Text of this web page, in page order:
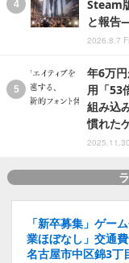
Steam
と報告
2026.8.7
年6万
用「53
組み込
慣れた
「新卒募集」ゲー
業ほぼなし」交通
名古屋市中区錦3丁